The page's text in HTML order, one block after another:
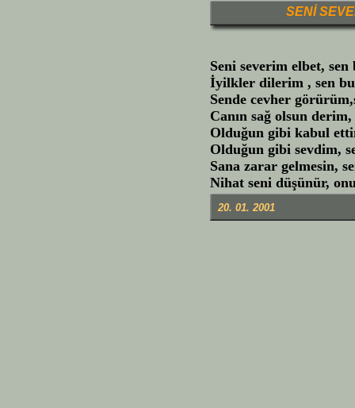
SENİ
Seni severim elbet, sen
İyilkler dilerim , sen
Sende cevher
Canın sağ olsun
Olduğun gibi kabul
Olduğun gibi sevdim,
Sana zarar gelmesin,
Nihat seni düşünür,
20. 01. 2001